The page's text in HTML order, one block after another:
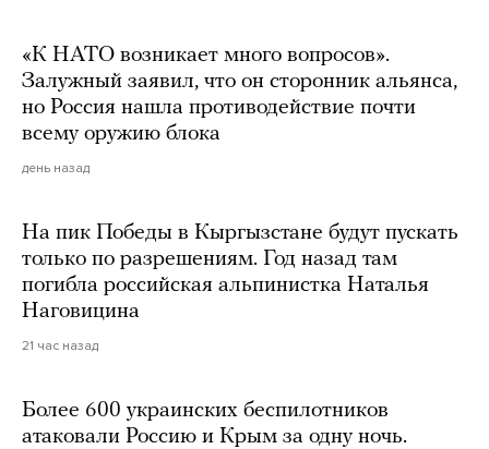
«К НАТО возникает много вопросов».
Залужный заявил, что он сторонник альянса,
но Россия нашла противодействие почти
всему оружию блока
день назад
На пик Победы в Кыргызстане будут пускать
только по разрешениям. Год назад там
погибла российская альпинистка Наталья
Наговицина
21 час назад
Более 600 украинских беспилотников
атаковали Россию и Крым за одну ночь.